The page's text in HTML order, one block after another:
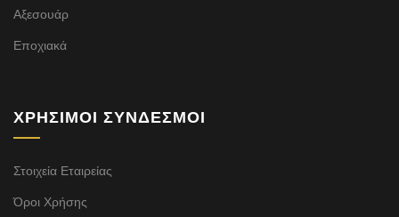
Αξεσουάρ
Εποχιακά
ΧΡΉΣΙΜΟΙ ΣΎΝΔΕΣΜΟΙ
Στοιχεία Εταιρείας
Όροι Χρήσης